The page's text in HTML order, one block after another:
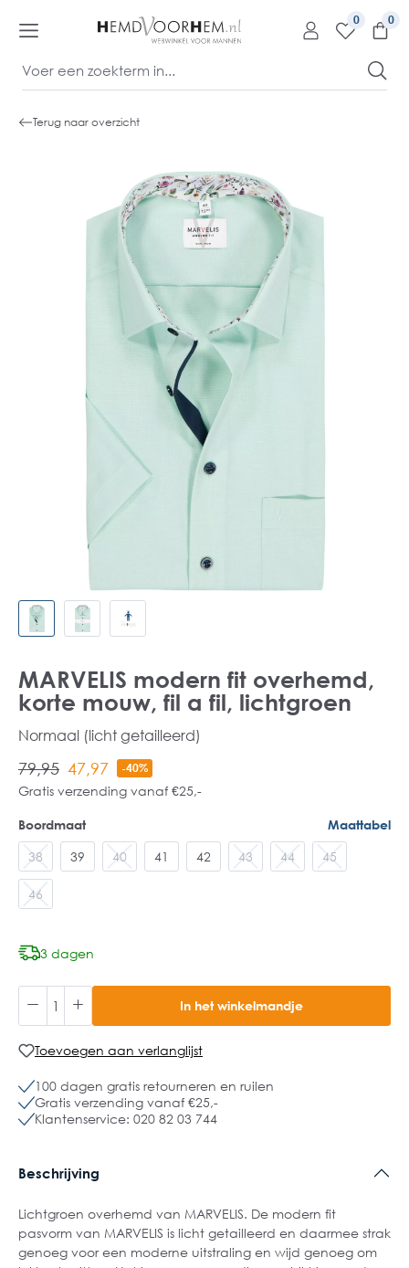
0
Terug naar overzicht
MARVELIS modern fit overhemd,
korte mouw, fil a fil, lichtgroen
Normaal (licht getailleerd)
79,95 47,97 -40%
Gratis verzending vanaf €25,-
Boordmaat Maattabel
38 39 40 41 42 43 44 45
46
3 dagen
In het winkelmandje
Toevoegen aan verlanglijst
100 dagen gratis retourneren en ruilen
Gratis verzending vanaf €25,-
Klantenservice: 020 82 03 744
Beschrijving
Lichtgroen overhemd van MARVELIS. De modern fit
pasvorm van MARVELIS is licht getailleerd en daarmee strak
genoeg voor een moderne uitstraling en wijd genoeg om